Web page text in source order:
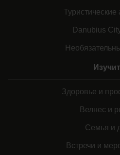
Туристические
Danubius
Здоровье и
Велнес и
Семья и
Встречи и